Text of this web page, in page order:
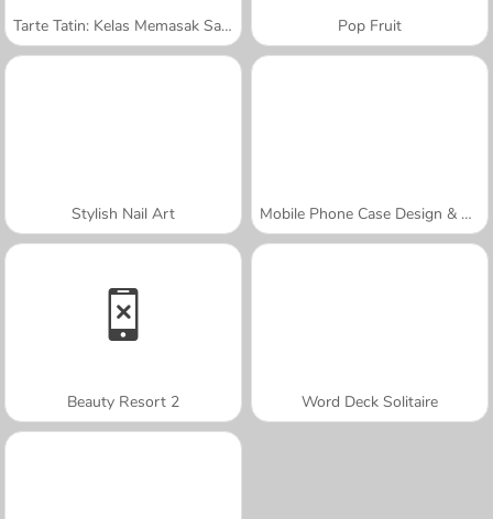
Tarte Tatin: Kelas Memasak Sara Pop Fruit
Stylish Nail Art Mobile Phone Case Design & DIY
Beauty Resort 2 Word Deck Solitaire